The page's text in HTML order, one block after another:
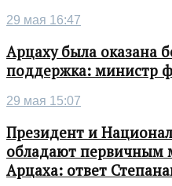
29 мая 16:47
Арцаху была оказана
поддержка: министр
29 мая 15:07
Президент и
обладают первичным
Арцаха: ответ